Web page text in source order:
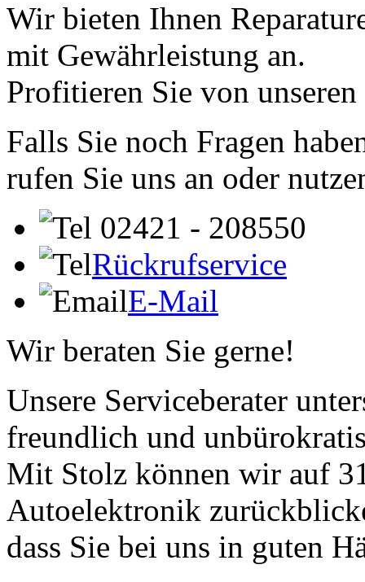
Wir bieten Ihnen
mit Gewährleistung an.
Profitieren Sie von
Falls Sie noch Fragen
rufen Sie uns an oder
02421 - 208550
Rückrufservice
E-Mail
Wir beraten Sie gerne!
Unsere Serviceberater
freundlich und
Mit Stolz können wir auf
Autoelektronik
dass Sie bei uns in guten